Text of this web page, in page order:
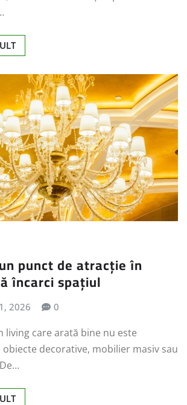
punct de atracție în
încarci spațiul
2026 0
living care arată bine nu este
decorative, mobilier masiv sau